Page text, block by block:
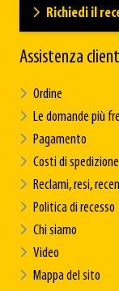
Richiedi il
Assistenza
Ordine
Le domande più
Pagamento
Costi di
Reclami, resi,
Politica di recesso
Chi siamo
Video
Mappa del sito